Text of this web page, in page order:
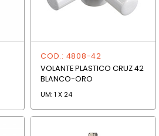
COD.: 4808-42
VOLANTE PLASTICO CRUZ 42
BLANCO-ORO
UM: 1 X 24